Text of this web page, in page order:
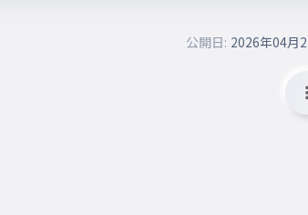
公開日: 2026年04月